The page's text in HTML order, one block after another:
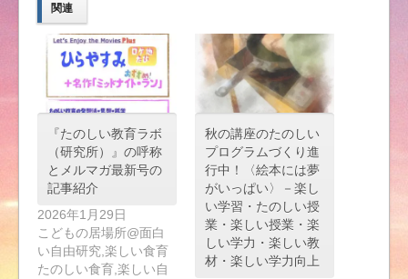
関連
『たのしい教育ラボ
（研究所）』の呼称
とメルマガ最新号の
記事紹介
2026年1月29日
こどもの居場所@面白
い自由研究,楽しい食育
たのしい食育,楽しい自
秋の講座のたのしい
プログラムづくり進
行中！〈絵本には夢
がいっぱい〉－楽し
い学習・たのしい授
業・楽しい授業・楽
しい学力・楽しい教
材・楽しい学力向上